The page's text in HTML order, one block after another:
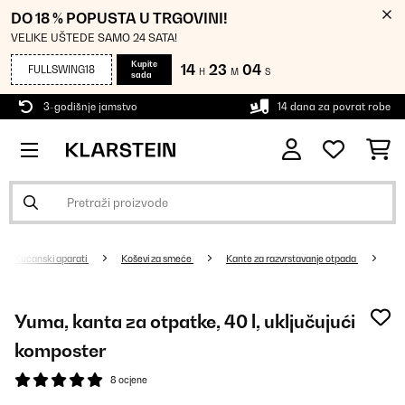
DO 18 % POPUSTA U TRGOVINI!
VELIKE UŠTEDE SAMO 24 SATA!
FULLSWING18
Kupite
sada
14 H 23 M 03 S
3-godišnje jamstvo 14 dana za povrat robe
Kućanski aparati Koševi za smeće Kante za razvrstavanje otpada
Yuma, kanta za otpatke, 40 l, uključujući
komposter
8 ocjene